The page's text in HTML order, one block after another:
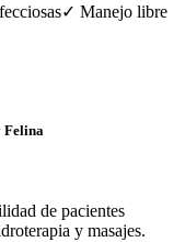
✓ Manejo libre
Felina
de pacientes
y masajes.